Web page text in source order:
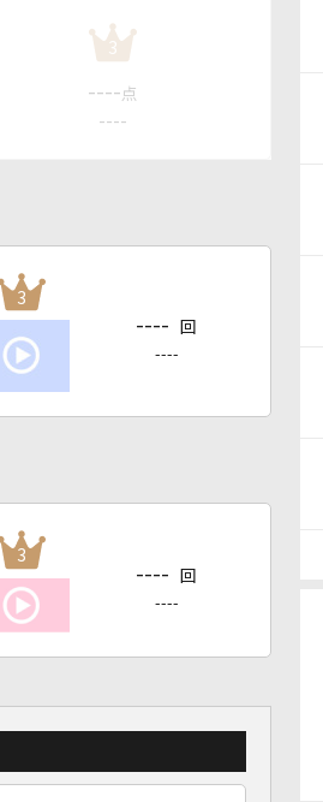
3
---- 点
----
3
---- 回
----
3
---- 回
----